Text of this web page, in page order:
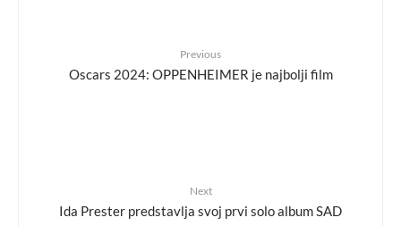
Previous
Oscars 2024: OPPENHEIMER je najbolji film
Next
Ida Prester predstavlja svoj prvi solo album SAD